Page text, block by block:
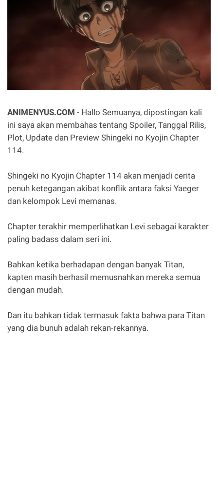
ANIMENYUS.COM - Hallo Semuanya, dipostingan kali
ini saya akan membahas tentang Spoiler, Tanggal Rilis,
Plot, Update dan Preview Shingeki no Kyojin Chapter
114.
Shingeki no Kyojin Chapter 114 akan menjadi cerita
penuh ketegangan akibat konflik antara faksi Yaeger
dan kelompok Levi memanas.
Chapter terakhir memperlihatkan Levi sebagai karakter
paling badass dalam seri ini.
Bahkan ketika berhadapan dengan banyak Titan,
kapten masih berhasil memusnahkan mereka semua
dengan mudah.
Dan itu bahkan tidak termasuk fakta bahwa para Titan
yang dia bunuh adalah rekan-rekannya.